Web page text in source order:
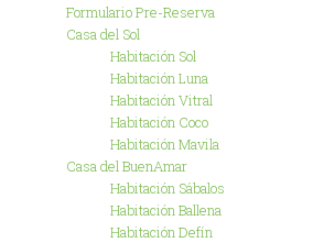
Formulario Pre-Reserva
Casa del Sol
Habitación Sol
Habitación Luna
Habitación Vitral
Habitación Coco
Habitación Mavila
Casa del BuenAmar
Habitación Sábalos
Habitación Ballena
Habitación Defín